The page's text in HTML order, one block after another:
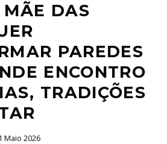
DAS
PAREDES
ENCONTRO
TRADIÇÕES
Maio 2026